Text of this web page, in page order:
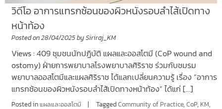
วิดีโอ อาการแทรกซ้อนของผิวหนังรอบลำไส้เปิดทาง
หน้าท้อง
Posted on28/04/2025by Siriraj_KM
Views : 409 ชุมชนนักปฏิบัติ แผลและออสโตมี (CoP wound and
ostomy) ฝ่ายการพยาบาลโรงพยาบาลศิริราช ร่วมกับชมรม
พยาบาลออสโตมีและแผลศิริราช ได้แลกเปลี่ยนความรู้ เรื่อง “อาการ
แทรกซ้อนของผิวหนังรอบลำไส้เปิดทางหน้าท้อง” ได้แก่ […]
Posted in แผลและออสโตมี TaggedCommunity of Practice, CoP, KM,